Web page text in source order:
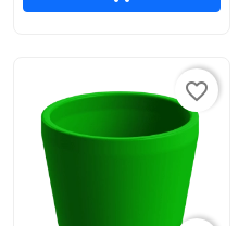
favorite_border